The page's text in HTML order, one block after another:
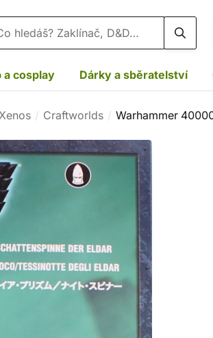
a cosplay Dárky a sběratelství
Craftworlds Warhammer